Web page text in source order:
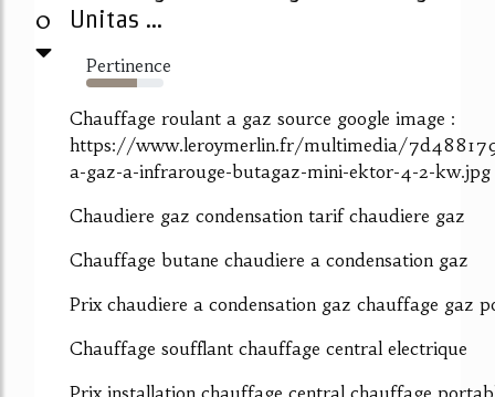
0
Unitas ...
Pertinence
66%
Chauffage roulant a gaz source google image :
https://www.leroymerlin.fr/multimedia/
a-gaz-a-infrarouge-butagaz-mini-ektor-4-2-kw.jpg
Chaudiere gaz condensation tarif chaudiere gaz
Chauffage butane chaudiere a condensation gaz
Prix chaudiere a condensation gaz chauffage gaz
Chauffage soufflant chauffage central electrique
Prix installation chauffage central chauffage